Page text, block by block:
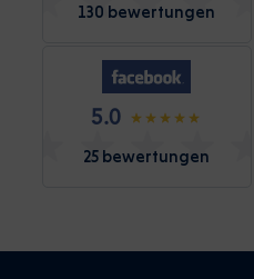
130 bewertungen
5.0
25 bewertungen